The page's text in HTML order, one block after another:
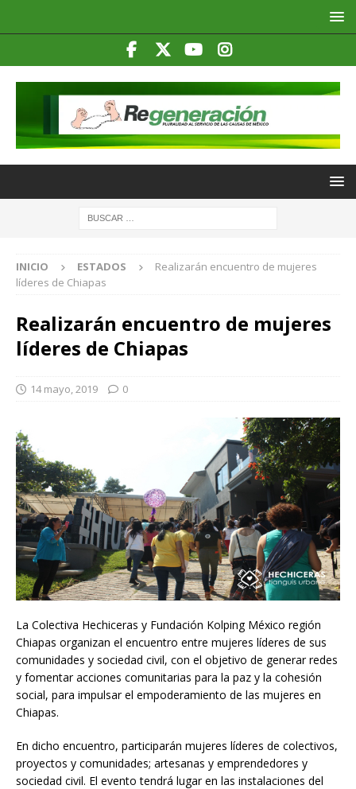
INICIO ESTADOS
Realizarán encuentro de mujeres
líderes de Chiapas
Realizarán encuentro de mujeres
líderes de Chiapas
14 mayo, 2019 0
La Colectiva Hechiceras y Fundación Kolping México región
Chiapas organizan el encuentro entre mujeres líderes de sus
comunidades y sociedad civil, con el objetivo de generar redes
y fomentar acciones comunitarias para la paz y la cohesión
social, para impulsar el empoderamiento de las mujeres en
Chiapas.
En dicho encuentro, participarán mujeres líderes de colectivos,
proyectos y comunidades; artesanas y emprendedores y
sociedad civil. El evento tendrá lugar en las instalaciones del